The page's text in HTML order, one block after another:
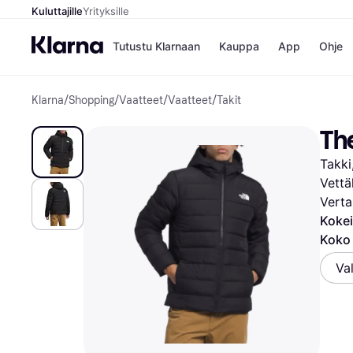
KuluttajilleYrityksille
Tutustu Klarnaan Kauppa
Gigantti
H&M
Peten
Wolt
App Ohje
Klarna/Shopping/Vaatteet/Vaatteet/Takit